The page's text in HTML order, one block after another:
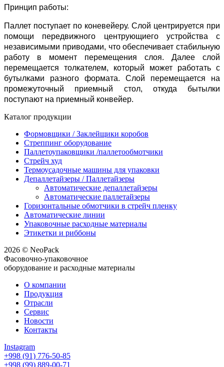
Принцип работы:
Паллет поступает по коневейеру. Слой центрируется при
помощи передвижного центрующиего устройства с
независимыми приводами, что обеспечивает стабильную
работу в момент перемещения слоя. Далее слой
перемещается толкателем, который может работать с
бутылками разного формата. Слой перемещается на
промежуточный приемный стол, откуда бытылки
поступают на приемный конвейер.
Каталог продукции
Формовщики / Заклейщики коробов
Стреппинг оборудование
Паллетоупаковщики /паллетообмотчики
Стрейч худ
Термоусадочные машины для упаковки
Депаллетайзеры / Паллетайзеры
Автоматические депаллетайзеры
Автоматические паллетайзеры
Горизонтальные обмотчики в стрейч пленку
Автоматические линии
Упаковочные расходные материалы
Этикетки и риббоны
2026 © NeoPack
Фасовочно-упаковочное
оборудование и расходные материалы
О компании
Продукция
Отрасли
Сервис
Новости
Контакты
Instagram
+998 (91) 776-50-85
+998 (99) 889-00-71